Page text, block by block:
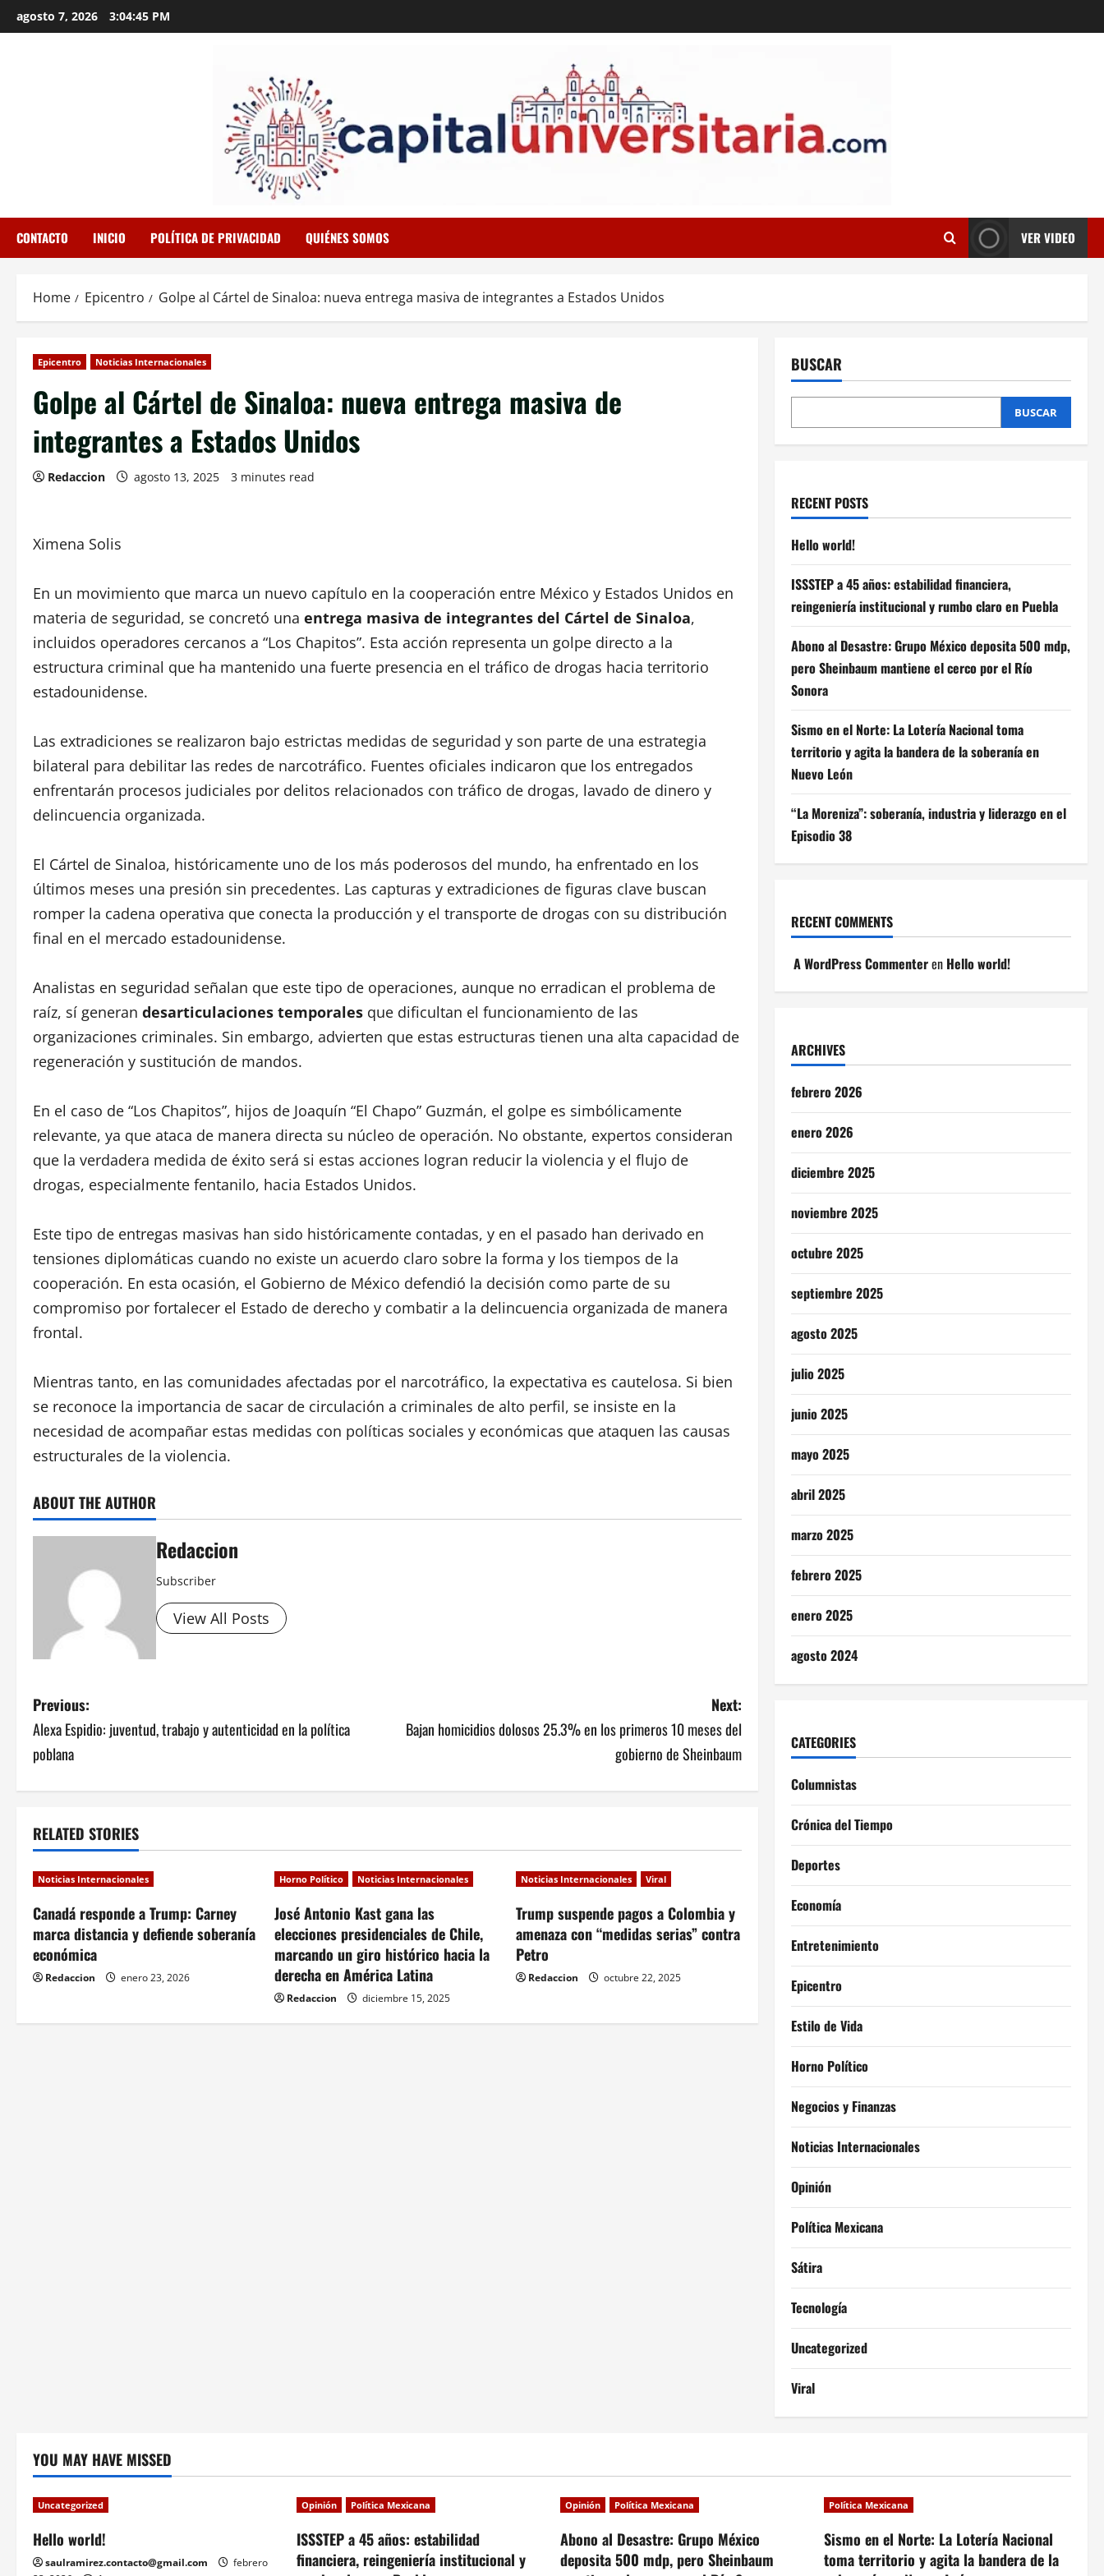
Skip
to
agosto 7, 2026 3:04:46 PM
CONTACTO INICIO POLÍTICA DE PRIVACIDAD QUIÉNES SOMOS VER VIDEO
Home Epicentro Golpe al Cártel de Sinaloa: nueva entrega masiva de integrantes a Estados Unidos
Epicentro Noticias Internacionales
Golpe al Cártel de Sinaloa: nueva entrega masiva de
integrantes a Estados Unidos
Redaccion agosto 13, 2025 3 minutes read
Ximena Solis
En un movimiento que marca un nuevo capítulo en la cooperación entre México y Estados Unidos en
materia de seguridad, se concretó una entrega masiva de integrantes del Cártel de Sinaloa,
incluidos operadores cercanos a “Los Chapitos”. Esta acción representa un golpe directo a la
estructura criminal que ha mantenido una fuerte presencia en el tráfico de drogas hacia territorio
estadounidense.
Las extradiciones se realizaron bajo estrictas medidas de seguridad y son parte de una estrategia
bilateral para debilitar las redes de narcotráfico. Fuentes oficiales indicaron que los entregados
enfrentarán procesos judiciales por delitos relacionados con tráfico de drogas, lavado de dinero y
delincuencia organizada.
El Cártel de Sinaloa, históricamente uno de los más poderosos del mundo, ha enfrentado en los
últimos meses una presión sin precedentes. Las capturas y extradiciones de figuras clave buscan
romper la cadena operativa que conecta la producción y el transporte de drogas con su distribución
final en el mercado estadounidense.
Analistas en seguridad señalan que este tipo de operaciones, aunque no erradican el problema de
raíz, sí generan desarticulaciones temporales que dificultan el funcionamiento de las
organizaciones criminales. Sin embargo, advierten que estas estructuras tienen una alta capacidad de
regeneración y sustitución de mandos.
En el caso de “Los Chapitos”, hijos de Joaquín “El Chapo” Guzmán, el golpe es simbólicamente
relevante, ya que ataca de manera directa su núcleo de operación. No obstante, expertos consideran
que la verdadera medida de éxito será si estas acciones logran reducir la violencia y el flujo de
drogas, especialmente fentanilo, hacia Estados Unidos.
Este tipo de entregas masivas han sido históricamente contadas, y en el pasado han derivado en
tensiones diplomáticas cuando no existe un acuerdo claro sobre la forma y los tiempos de la
cooperación. En esta ocasión, el Gobierno de México defendió la decisión como parte de su
compromiso por fortalecer el Estado de derecho y combatir a la delincuencia organizada de manera
frontal.
Mientras tanto, en las comunidades afectadas por el narcotráfico, la expectativa es cautelosa. Si bien
se reconoce la importancia de sacar de circulación a criminales de alto perfil, se insiste en la
necesidad de acompañar estas medidas con políticas sociales y económicas que ataquen las causas
estructurales de la violencia.
ABOUT THE AUTHOR
Redaccion
Subscriber
View All Posts
P
o
n
a
v
i
g
a
Previous:
Alexa Espidio: juventud, trabajo y autenticidad en la política
poblana
Next:
Bajan homicidios dolosos 25.3% en los primeros 10 meses del
gobierno de Sheinbaum
RELATED STORIES
Noticias Internacionales
Canadá responde a Trump: Carney
marca distancia y defiende soberanía
económica
Redaccion enero 23, 2026
Horno Político Noticias Internacionales
José Antonio Kast gana las
elecciones presidenciales de Chile,
marcando un giro histórico hacia la
derecha en América Latina
Redaccion diciembre 15, 2025
Noticias Internacionales Viral
Trump suspende pagos a Colombia y
amenaza con “medidas serias” contra
Petro
Redaccion octubre 22, 2025
BUSCAR
BUSCAR
RECENT POSTS
Hello world!
ISSSTEP a 45 años: estabilidad financiera,
reingeniería institucional y rumbo claro en Puebla
Abono al Desastre: Grupo México deposita 500 mdp,
pero Sheinbaum mantiene el cerco por el Río
Sonora
Sismo en el Norte: La Lotería Nacional toma
territorio y agita la bandera de la soberanía en
Nuevo León
“La Moreniza”: soberanía, industria y liderazgo en el
Episodio 38
RECENT COMMENTS
A WordPress Commenteren Hello world!
ARCHIVES
febrero 2026
enero 2026
diciembre 2025
noviembre 2025
octubre 2025
septiembre 2025
agosto 2025
julio 2025
junio 2025
mayo 2025
abril 2025
marzo 2025
febrero 2025
enero 2025
agosto 2024
CATEGORIES
Columnistas
Crónica del Tiempo
Deportes
Economía
Entretenimiento
Epicentro
Estilo de Vida
Horno Político
Negocios y Finanzas
Noticias Internacionales
Opinión
Política Mexicana
Sátira
Tecnología
Uncategorized
Viral
YOU MAY HAVE MISSED
Uncategorized
Hello world!
saulramirez.contacto@gmail.com
febrero
Opinión Política Mexicana
ISSSTEP a 45 años: estabilidad
financiera, reingeniería institucional y
Opinión Política Mexicana
Abono al Desastre: Grupo México
deposita 500 mdp, pero Sheinbaum
Política Mexicana
Sismo en el Norte: La Lotería Nacional
toma territorio y agita la bandera de la